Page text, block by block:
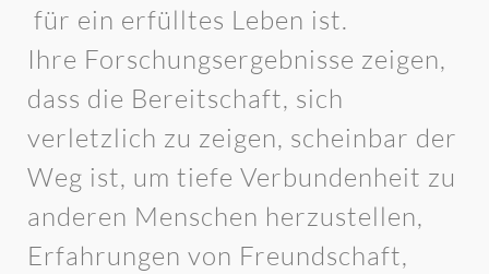
für ein erfülltes Leben ist.
Ihre Forschungsergebnisse zeigen,
dass die Bereitschaft, sich
verletzlich zu zeigen, scheinbar der
Weg ist, um tiefe Verbundenheit zu
anderen Menschen herzustellen,
Erfahrungen von Freundschaft,